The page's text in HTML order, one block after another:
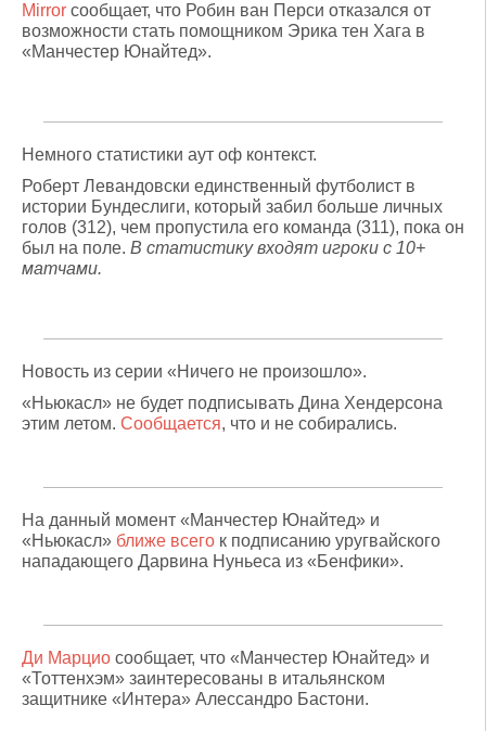
Mirror сообщает, что Робин ван Перси отказался от
возможности стать помощником Эрика тен Хага в
«Манчестер Юнайтед».
Немного статистики аут оф контекст.
Роберт Левандовски единственный футболист в
истории Бундеслиги, который забил больше личных
голов (312), чем пропустила его команда (311), пока он
был на поле. В статистику входят игроки с 10+
матчами.
Новость из серии «Ничего не произошло».
«Ньюкасл» не будет подписывать Дина Хендерсона
этим летом. Сообщается, что и не собирались.
На данный момент «Манчестер Юнайтед» и
«Ньюкасл» ближе всего к подписанию уругвайского
нападающего Дарвина Нуньеса из «Бенфики».
Ди Марцио сообщает, что «Манчестер Юнайтед» и
«Тоттенхэм» заинтересованы в итальянском
защитнике «Интера» Алессандро Бастони.